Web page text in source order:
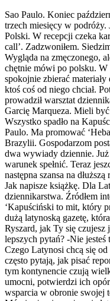
Sao Paulo. Koniec października. Zbliża się północ. On jest od trzech miesięcy w podróży. Ja pół godziny temu przyleciałem z Polski. W recepcji czeka karteczka ‘Ryszard is in room 609. Please call’. Zadzwoniłem. Siedzimy w pustym hotelowym barze. Schudł. Wygląda na zmęczonego, ale mam wrażenie, że po długiej przerwie chętnie mówi po polsku. W Nowym Jorku miał przez miesiąc spokojnie zbierać materiały do książki. Mało jednak zrobił, bo wciąż ktoś coś od niego chciał. Potem Meksyk. Następnie Argentyna. Jam prowadził warsztat dziennikarski zorganizowany przez Gabriela Garcię Marqueza. Mieli być razem. Marquez się rozchorował. Wszystko spadło na Kapuścińskiego. Od dwóch dni jest w Sao Paulo. Ma promować ‘Heban’ - drugą swoją książkę wydaną w Brazylii. Gospodarzom postawił tylko jeden warunek: najwyżej dwa wywiady dziennie. Już wiadomo, że trudno im będzie ten warunek spełnić. Teraz jeszcze ja zwaliłem mu się na głowę. Bo następna szansa na dłuższą rozmowę będzie najwcześniej za rok. Jak napisze książkę. Dla Latynosów stał się autorytetem. Ikoną dziennikarstwa. Źródłem interpretacji świata. ‘El Pais’ napisał, że ‘Kapuściński to mit, który pracuje’. Pewnie trudno by było znaleźć dużą latynoską gazetę, która tego zdania nigdy nie zacytowała. -Ryszard, jak Ty się czujesz jako El Classico Latino? Nie masz lepszych pytań? -Nie jesteś tym zmęczony? Czasem potwornie. -Czego Latynosi chcą się od Ciebie dowiedzieć? Dziennikarze często pytają, jak pisać reportaż. Ale przede wszystkim ludzie na tym kontynencie czują wielki głód wzorca, który ich podeprze, umocni, potwierdzi ich opór wobec nacisków komercji. Potrzebują wsparcia w obronie swojej tożsamości. -I jak Ty ich wspierasz? Mówię, że nie można się łatwo poddawać, że słusznie robią, walcząc ze skorumpowaną władzą i że są wspaniali. -Psychoterapia? Potrzebują też odpowiedzi na zasadnicze pytania: co się dzieje na świecie, jaka jest przyszłość ich krajów, kultury, kontynentu. -A Ty znasz odpowiedzi? Staram się je znać. Bardzo dużo czytam, dużo myślę i od 30 lat interesuję się światem latynoskim. -Więc co mówisz Latynosom na temat ich przyszłości? Przede wszystkim mówię, że trzeba myśleć szerszymi kategoriami - regionalnymi i kontynentalnymi. Bo oni - tak jak Polacy - cierpią na parafiańszczyznę. Jak ktoś jest z Salwadoru, to przeważnie interesuje się tylko Salwadorem. Jak z Kolumbii, to mówi głównie o Kolumbii. Ludzie znają tylko własne podwórka. A jak spytać o szerszą perspektywę, choćby ich kontynent, to przeważnie nie mają wiele do powiedzenia, bo niewiele wiedzą. -A Ty wiesz? Ja się zajmuję całym tym kontynentem. Więc tłumaczę, że ludzi globalizacja przygniata, bo nie są w stanie intelektualnie wydostać się ze swoich zamkniętych podwórek. Bossowie globalizacji łatwo uzyskują przewagę, kiedy mają do czynienia ze społeczeństwami parafialnymi, którymi mogą dowolnie manipulować. Ósma rano. Zderzamy się w windzie. On rześki, dawno po śniadaniu. Do pierwszego spotkania zostało mu półtorej godziny. Proponuje spacer na kawę do ’ludowego’ baru na rogu ulicy. Trochę sklep, trochę bal; trochę klub towarzyski. Rozstrojony telewizor skrzeczy pod sufitem. Kawa - już posłodzona - z kilkudziesięciolitrowego zbiornika. Czarna i gęsta jak smoła. Dwie kawy kosztują złotówkę. Kapuściński kwitnie. Już go tu rozpoznają. Przypomina sobie portugalskie słówka, których nie używał przez lata. Żartuje z barmanem. -Lepiej się tu czujesz niż w Polsce? A znasz w Polsce takie miejsca? -Ale to chyba nie tylko dlatego. Nie tylko. Latynosi są wspaniali w swojej spontaniczności. Zawsze to podziwiałem. -Ryszard, a czy to jest prawda, że zostałeś korespondentem PAP-u w Ameryce Łacińskiej, nie znając hiszpańskiego ani portugalskiego? Tak było. -Jak to było możliwe? To był 67 rok. Wróciłem z Afryki i trochę beznadziejnie szwendałem się po PAP-ie. Nic nie rozumiałem z tego, co działo się w Polsce. A tu szedł marzec 68. W PAP-ie już trwała walka z ’elementami inteligenckimi’, z ‘kosmopolitami’ i z ‘rewizjonistami’. Tylko ja nic nie wiedziałem, bo głowę miałem jeszcze w Afryce. Aż wezwał mnie Michał Hofman, ówczesny prezes PAP-u, który chyba mnie lubił. Mówi coś takiego, że on nie wie, jak to wszystko się skończy, że chce mnie chronić przed tym, co się stanie, więc ‘czy chcecie jechać na placówkę do Ameryki Południowej?’ Oczywiście chciałem. -Chociaż nie znałeś języka? Obiecałem, że się szybko nauczę i bez problemu dali mi